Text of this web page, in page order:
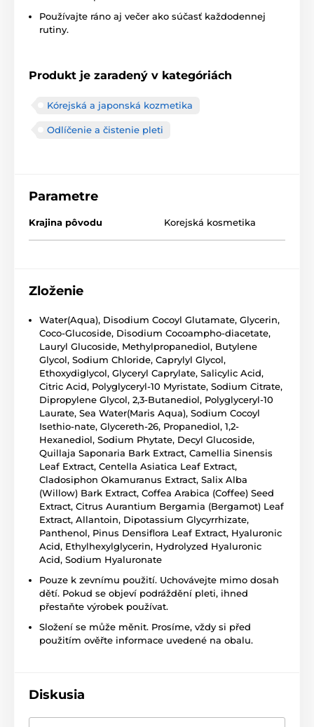
Používajte ráno aj večer ako súčasť každodennej
rutiny.
Produkt je zaradený v kategóriách
Kórejská a japonská kozmetika
Odlíčenie a čistenie pleti
Parametre
Krajina pôvodu Korejská kosmetika
Zloženie
Water(Aqua), Disodium Cocoyl Glutamate, Glycerin,
Coco-Glucoside, Disodium Cocoampho-diacetate,
Lauryl Glucoside, Methylpropanediol, Butylene
Glycol, Sodium Chloride, Caprylyl Glycol,
Ethoxydiglycol, Glyceryl Caprylate, Salicylic Acid,
Citric Acid, Polyglyceryl-10 Myristate, Sodium Citrate,
Dipropylene Glycol, 2,3-Butanediol, Polyglyceryl-10
Laurate, Sea Water(Maris Aqua), Sodium Cocoyl
Isethio-nate, Glycereth-26, Propanediol, 1,2-
Hexanediol, Sodium Phytate, Decyl Glucoside,
Quillaja Saponaria Bark Extract, Camellia Sinensis
Leaf Extract, Centella Asiatica Leaf Extract,
Cladosiphon Okamuranus Extract, Salix Alba
(Willow) Bark Extract, Coffea Arabica (Coffee) Seed
Extract, Citrus Aurantium Bergamia (Bergamot) Leaf
Extract, Allantoin, Dipotassium Glycyrrhizate,
Panthenol, Pinus Densiflora Leaf Extract, Hyaluronic
Acid, Ethylhexylglycerin, Hydrolyzed Hyaluronic
Acid, Sodium Hyaluronate
Pouze k zevnímu použití. Uchovávejte mimo dosah
dětí. Pokud se objeví podráždění pleti, ihned
přestaňte výrobek používat.
Složení se může měnit. Prosíme, vždy si před
použitím ověřte informace uvedené na obalu.
Diskusia